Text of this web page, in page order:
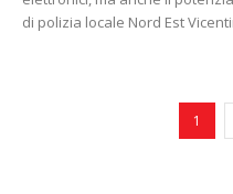
di polizia locale Nord Est
1